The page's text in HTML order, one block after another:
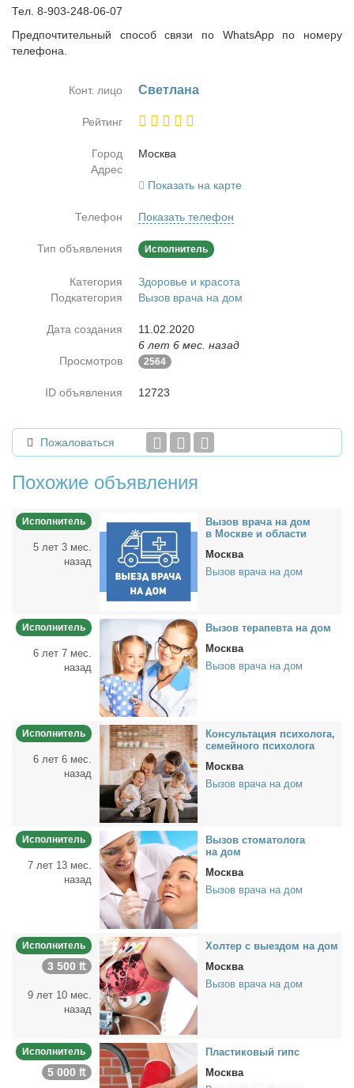
Тел. 8-903-248-06-07
Предпочтительный способ связи по WhatsApp по номеру
телефона.
Конт. лицо Свет­ла­на
Рейтинг
Город
Москва
Адрес
Показать на карте
Телефон Показать телефон
Тип объявления Исполнитель
Категория
Здоровье и красота
Подкатегория
Вызов врача на дом
Дата создания
11.02.2020
6 лет 6 мес. назад
Просмотров
2564
ID объявления 12723
Пожаловаться
Похожие объявления
Исполнитель
5 лет 3 мес.
назад
Вы­зов вра­ча на дом
в Москве и об­ла­сти
Москва
Вызов врача на дом
Исполнитель
6 лет 7 мес.
назад
Вы­зов те­ра­пев­та на дом
Москва
Вызов врача на дом
Исполнитель
6 лет 6 мес.
назад
Кон­суль­та­ция пси­хо­ло­га,
се­мей­но­го пси­хо­ло­га
Москва
Вызов врача на дом
Исполнитель
7 лет 13 мес.
назад
Вы­зов сто­ма­то­ло­га
на дом
Москва
Вызов врача на дом
Исполнитель
3 500 ₶
9 лет 10 мес.
назад
Хол­тер с вы­ез­дом на дом
Москва
Вызов врача на дом
Исполнитель
5 000 ₶
Пла­сти­ко­вый гипс
Москва